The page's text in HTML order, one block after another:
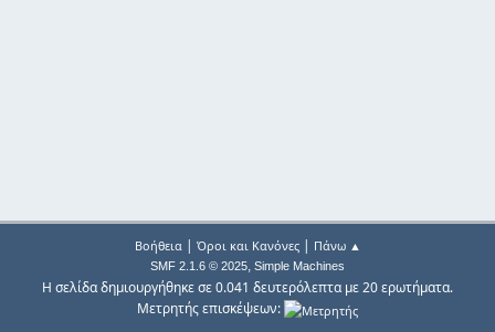
Βοήθεια| Όροι και Κανόνες| Πάνω ▲
SMF 2.1.6 © 2025, Simple Machines
Η σελίδα δημιουργήθηκε σε 0.041 δευτερόλεπτα με 20 ερωτήματα.
Μετρητής επισκέψεων: